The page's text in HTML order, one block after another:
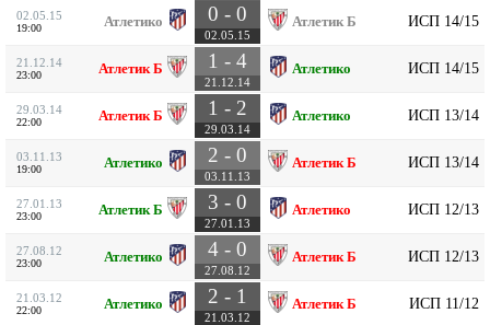
02.05.15
19:00 Атлетико 0 - 0
02.05.15
Атлетик Б ИСП 14/15
21.12.14
23:00 Атлетик Б 1 - 4
21.12.14
Атлетико ИСП 14/15
29.03.14
22:00 Атлетик Б 1 - 2
29.03.14
Атлетико ИСП 13/14
03.11.13
19:00 Атлетико 2 - 0
03.11.13
Атлетик Б ИСП 13/14
27.01.13
23:00 Атлетик Б 3 - 0
27.01.13
Атлетико ИСП 12/13
27.08.12
23:00 Атлетико 4 - 0
27.08.12
Атлетик Б ИСП 12/13
21.03.12
22:00 Атлетико 2 - 1
21.03.12
Атлетик Б ИСП 11/12